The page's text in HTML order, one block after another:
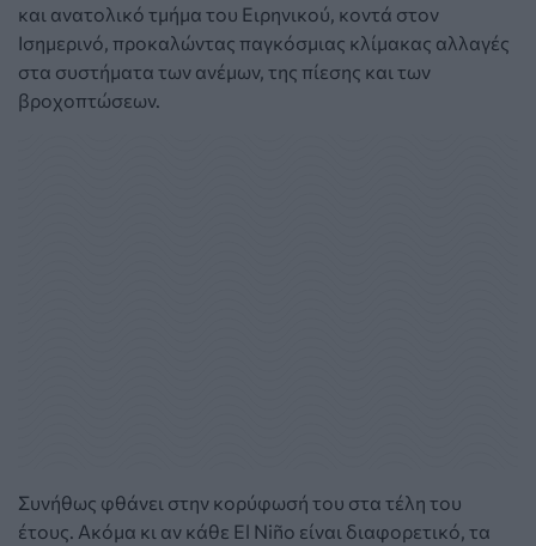
και ανατολικό τμήμα του Ειρηνικού, κοντά στον
Ισημερινό, προκαλώντας παγκόσμιας κλίμακας αλλαγές
στα συστήματα των ανέμων, της πίεσης και των
βροχοπτώσεων.
Συνήθως φθάνει στην κορύφωσή του στα τέλη του
έτους. Ακόμα κι αν κάθε El Niño είναι διαφορετικό, τα